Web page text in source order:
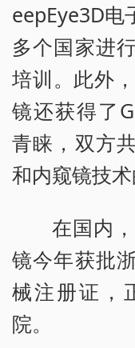
eepEye3D电
多个国家进
培训。此外
镜还获得了
青睐，双方
和内窥镜技术
在国内
镜今年获批
械注册证，
院。